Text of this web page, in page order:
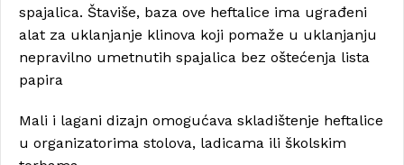
spajalica. Štaviše, baza ove heftalice ima ugrađeni
alat za uklanjanje klinova koji pomaže u uklanjanju
nepravilno umetnutih spajalica bez oštećenja lista
papira
Mali i lagani dizajn omogućava skladištenje heftalice
u organizatorima stolova, ladicama ili školskim